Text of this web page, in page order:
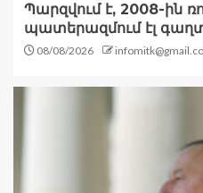
Պարզվում է, 2008-ին
պատերազմում էլ
08/08/2026